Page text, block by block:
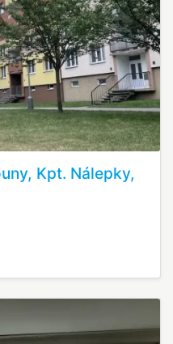
Kpt. Nálepky,